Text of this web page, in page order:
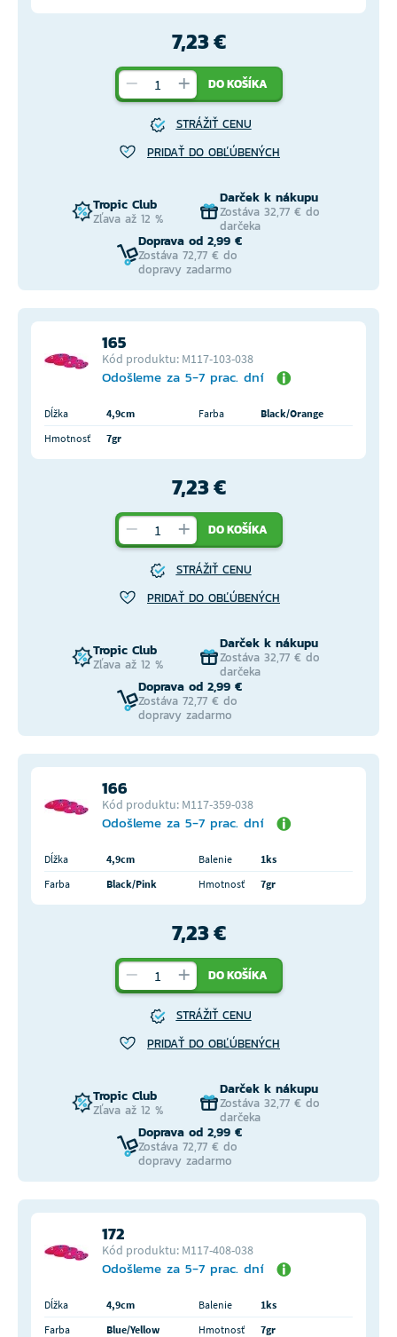
7,23 €
DO KOŠÍKA
STRÁŽIŤ CENU
PRIDAŤ DO OBĽÚBENÝCH
Tropic Club
Zľava až 12 %
Darček k nákupu
Zostáva 32,77 € do
darčeka
Doprava od 2,99 €
Zostáva 72,77 € do
dopravy zadarmo
165
Kód produktu: M117-103-038
Odošleme za 5-7 prac. dní
Dĺžka 4,9cm Farba
Black/Orange
Hmotnosť
7gr
7,23 €
DO KOŠÍKA
STRÁŽIŤ CENU
PRIDAŤ DO OBĽÚBENÝCH
Tropic Club
Zľava až 12 %
Darček k nákupu
Zostáva 32,77 € do
darčeka
Doprava od 2,99 €
Zostáva 72,77 € do
dopravy zadarmo
166
Kód produktu: M117-359-038
Odošleme za 5-7 prac. dní
Dĺžka 4,9cm Balenie
1ks
Farba
Black/Pink Hmotnosť 7gr
7,23 €
DO KOŠÍKA
STRÁŽIŤ CENU
PRIDAŤ DO OBĽÚBENÝCH
Tropic Club
Zľava až 12 %
Darček k nákupu
Zostáva 32,77 € do
darčeka
Doprava od 2,99 €
Zostáva 72,77 € do
dopravy zadarmo
172
Kód produktu: M117-408-038
Odošleme za 5-7 prac. dní
Dĺžka 4,9cm Balenie
1ks
Farba
Blue/Yellow Hmotnosť 7gr